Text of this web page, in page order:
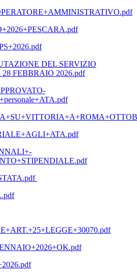
DEL SERVIZIO
FEBBRAIO 2026.pdf